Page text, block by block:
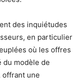
des inquiétudes
en particulier
où les offres
modèle de
offrant une